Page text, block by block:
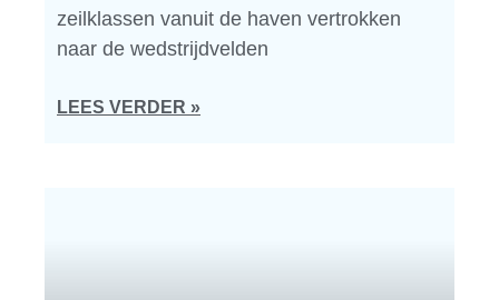
zeilklassen vanuit de haven vertrokken
naar de wedstrijdvelden
LEES VERDER »